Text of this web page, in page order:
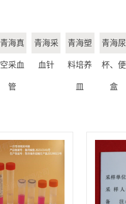
青海真
空采血
管
青海采
血针
青海塑
料培养
皿
青海尿
杯、便
盒